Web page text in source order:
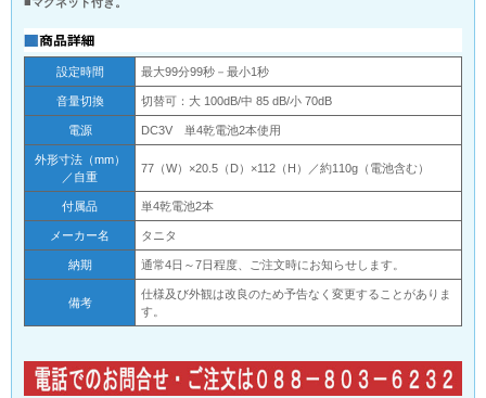
設定時間 最大99分99秒－最小1秒
音量切換 切替可：大 100dB/中 85 dB/小 70dB
電源 DC3V 単4乾電池2本使用
外形寸法（mm）
／自重
77（W）×20.5（D）×112（H）／約110g（電池含む）
付属品 単4乾電池2本
メーカー名 タニタ
納期 通常4日～7日程度、ご注文時にお知らせします。
備考
仕様及び外観は改良のため予告なく変更することがありま
す。